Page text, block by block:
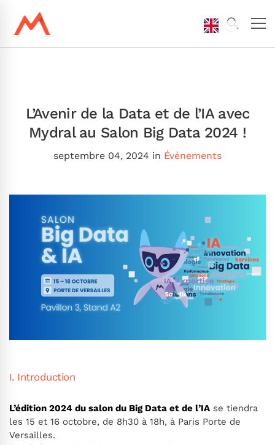
L’Avenir de la Data et de l’IA avec
Mydral au Salon Big Data 2024 !
septembre 04, 2024 in Événements
I. Introduction
L’édition 2024 du salon du Big Data et de l’IA se tiendra
les 15 et 16 octobre, de 8h30 à 18h, à Paris Porte de
Versailles.